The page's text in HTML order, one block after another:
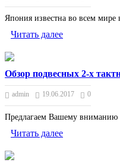
Япония известна во всем мире
Читать далее
Обзор подвесных 2-х
admin 19.06.2017 0
Предлагаем Вашему вниманию
Читать далее